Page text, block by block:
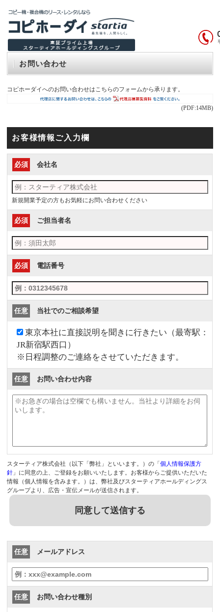
お問い合わせ
コピホーダイへのお問い合わせはこちらのフォームから承ります。
(PDF:14MB)
お客様情報ご入力欄
必須 会社名
新規開業予定の方もお気軽にお問い合わせください
必須 ご担当者名
必須 電話番号
任意 当社でのご相談希望
東京本社に直接説明を聞きに行きたい （最寄駅：
JR新宿駅西口）
※日程調整のご連絡をさせていただきます。
任意 お問い合わせ内容
スターティア株式会社（以下「弊社」といいます。）の「個人情報保護方
針 」に同意の上、ご登録をお願いいたします。お客様からご提供いただいた
情報（個人情報を含みます。）は、弊社及びスターティアホールディングス
グループより、広告・宣伝メールが送信されます。
同意して送信する
任意 メールアドレス
任意 お問い合わせ種別